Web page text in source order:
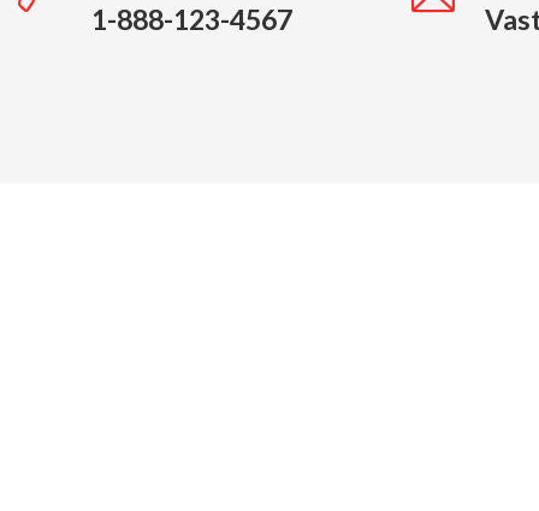
1-888-123-4567